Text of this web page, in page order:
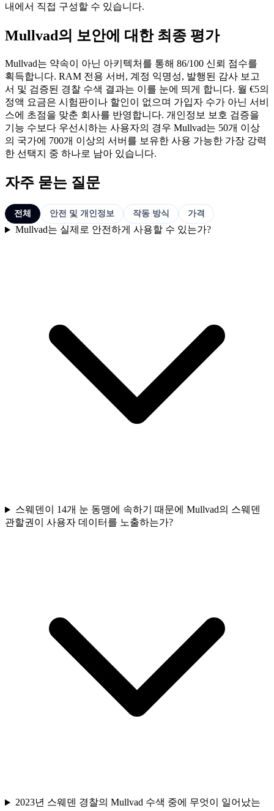
내에서 직접 구성할 수 있습니다.
Mullvad의 보안에 대한 최종 평가
Mullvad는 약속이 아닌 아키텍처를 통해 86/100 신뢰 점수를
획득합니다. RAM 전용 서버, 계정 익명성, 발행된 감사 보고
서 및 검증된 경찰 수색 결과는 이를 눈에 띄게 합니다. 월 €5의
정액 요금은 시험판이나 할인이 없으며 가입자 수가 아닌 서비
스에 초점을 맞춘 회사를 반영합니다. 개인정보 보호 검증을
기능 수보다 우선시하는 사용자의 경우 Mullvad는 50개 이상
의 국가에 700개 이상의 서버를 보유한 사용 가능한 가장 강력
한 선택지 중 하나로 남아 있습니다.
자주 묻는 질문
전체 안전 및 개인정보 작동 방식 가격
Mullvad는 실제로 안전하게 사용할 수 있는가?
스웨덴이 14개 눈 동맹에 속하기 때문에 Mullvad의 스웨덴
관할권이 사용자 데이터를 노출하는가?
2023년 스웨덴 경찰의 Mullvad 수색 중에 무엇이 일어났는